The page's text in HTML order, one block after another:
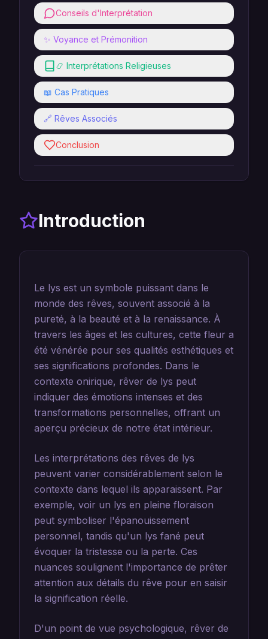
Conseils d'Interprétation
✨ Voyance et Prémonition
📿 Interprétations Religieuses
📖 Cas Pratiques
🔗 Rêves Associés
Conclusion
Introduction
Le lys est un symbole puissant dans le
monde des rêves, souvent associé à la
pureté, à la beauté et à la renaissance. À
travers les âges et les cultures, cette fleur a
été vénérée pour ses qualités esthétiques et
ses significations profondes. Dans le
contexte onirique, rêver de lys peut
indiquer des émotions intenses et des
transformations personnelles, offrant un
aperçu précieux de notre état intérieur.
Les interprétations des rêves de lys
peuvent varier considérablement selon le
contexte dans lequel ils apparaissent. Par
exemple, voir un lys en pleine floraison
peut symboliser l'épanouissement
personnel, tandis qu'un lys fané peut
évoquer la tristesse ou la perte. Ces
nuances soulignent l'importance de prêter
attention aux détails du rêve pour en saisir
la signification réelle.
D'un point de vue psychologique, rêver de